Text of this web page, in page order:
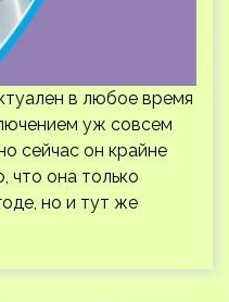
в любое время
уж совсем
сейчас он крайне
что она только
но и тут же